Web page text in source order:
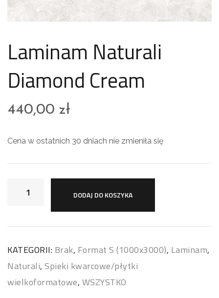
Laminam Naturali
Diamond Cream
440,00 zł
Cena w ostatnich 30 dniach nie zmieniła się
DODAJ DO KOSZYKA
KATEGORII: Brak, Format S (1000x3000), Laminam,
Naturali, Spieki kwarcowe/płytki
wielkoformatowe, WSZYSTKO